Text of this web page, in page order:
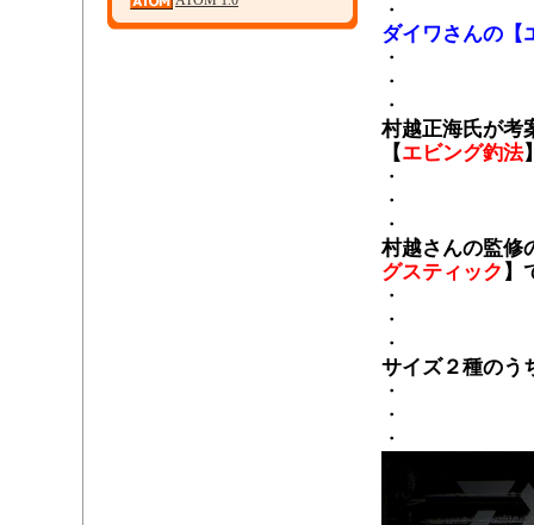
・
ダイワさんの【
・
・
・
村越正海氏が考
【エビング釣法
・
・
・
村越さんの監修
グスティック 】
・
・
・
サイズ２種のう
・
・
・